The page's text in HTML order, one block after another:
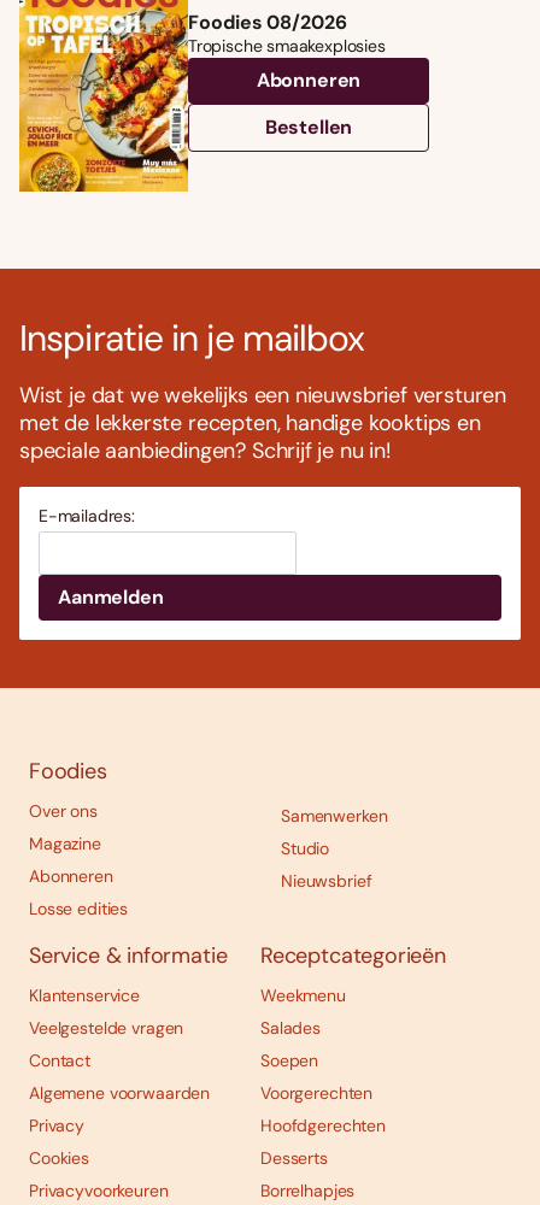
Foodies 08/2026
Tropische smaakexplosies
Abonneren
Bestellen
Inspiratie in je mailbox
Wist je dat we wekelijks een nieuwsbrief versturen
met de lekkerste recepten, handige kooktips en
speciale aanbiedingen? Schrijf je nu in!
E-mailadres:
Foodies
Over ons
Magazine
Abonneren
Losse edities
Samenwerken
Studio
Nieuwsbrief
Service & informatie
Klantenservice
Veelgestelde vragen
Contact
Algemene voorwaarden
Privacy
Cookies
Privacyvoorkeuren
Receptcategorieën
Weekmenu
Salades
Soepen
Voorgerechten
Hoofdgerechten
Desserts
Borrelhapjes